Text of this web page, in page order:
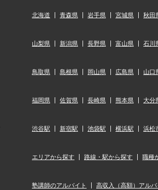
北海道 青森県 岩手県 宮城県 秋田
山梨県 新潟県 長野県 富山県 石川
鳥取県 島根県 岡山県 広島県 山口
福岡県 佐賀県 長崎県 熊本県 大分
渋谷駅 新宿駅 池袋駅 横浜駅 浜松
エリアから探す 路線・駅から探す 職種
塾講師のアルバイト 高収入（高額）アルバ